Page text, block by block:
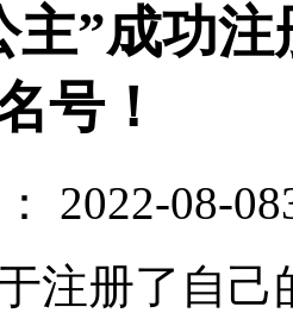
主”成功
号！
2022-08-08
注册了自